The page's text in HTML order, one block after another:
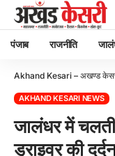
पंजाब राजनीति
Akhand Kesari – अखण्ड
AKHAND KESARI NEWS
जालंधर में
ड्राइवर की